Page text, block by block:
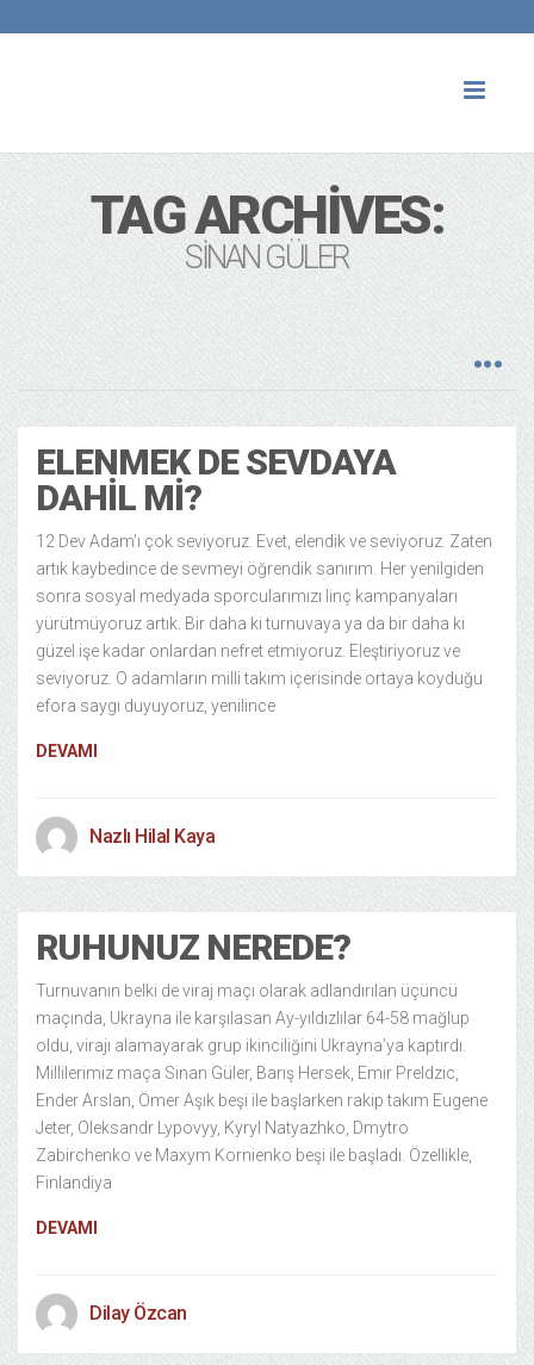
TAG ARCHIVES:
SINAN GÜLER
ELENMEK DE SEVDAYA
DAHIL MI?
12 Dev Adam’ı çok seviyoruz. Evet, elendik ve seviyoruz. Zaten
artık kaybedince de sevmeyi öğrendik sanırım. Her yenilgiden
sonra sosyal medyada sporcularımızı linç kampanyaları
yürütmüyoruz artık. Bir daha ki turnuvaya ya da bir daha ki
güzel işe kadar onlardan nefret etmiyoruz. Eleştiriyoruz ve
seviyoruz. O adamların milli takım içerisinde ortaya koyduğu
efora saygı duyuyoruz, yenilince
DEVAMI
Nazlı Hilal Kaya
RUHUNUZ NEREDE?
Turnuvanın belki de viraj maçı olarak adlandırılan üçüncü
maçında, Ukrayna ile karşılasan Ay-yıldızlılar 64-58 mağlup
oldu, virajı alamayarak grup ikinciliğini Ukrayna’ya kaptırdı.
Millilerimiz maça Sinan Güler, Barış Hersek, Emir Preldzic,
Ender Arslan, Ömer Aşık beşi ile başlarken rakip takım Eugene
Jeter, Oleksandr Lypovyy, Kyryl Natyazhko, Dmytro
Zabirchenko ve Maxym Kornienko beşi ile başladı. Özellikle,
Finlandiya
DEVAMI
Dilay Özcan